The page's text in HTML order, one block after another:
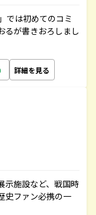
では初めてのコミ
るが書きおろしまし
詳細を見る
示施設など、戦国時
史ファン必携の一